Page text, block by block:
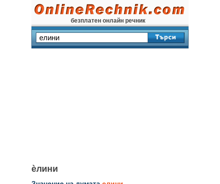
безплатен онлайн речник
ѐлини